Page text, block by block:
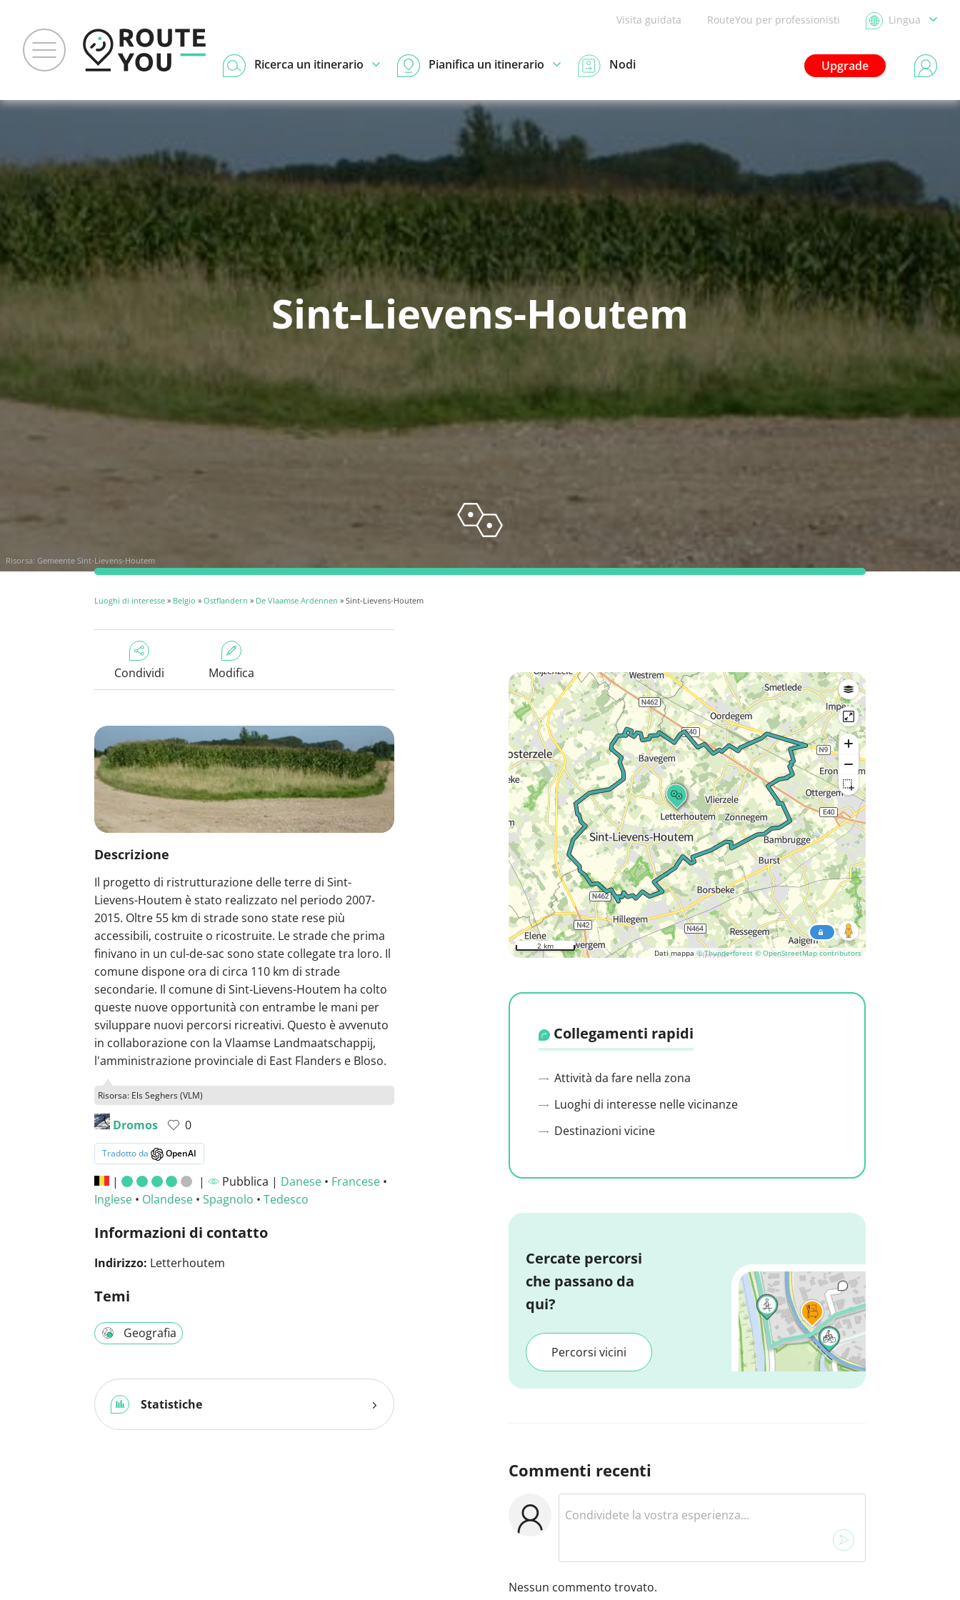
Visita guidata RouteYou per professionisti Lingua
Upgrade
Ricerca un itinerario Pianifica un itinerario Nodi
Sint-Lievens-Houtem
Risorsa: Gemeente Sint-Lievens-Houtem
Luoghi di interesse » Belgio » Ostflandern » De Vlaamse Ardennen » Sint-Lievens-Houtem
Condividi Modifica
Descrizione
Il progetto di ristrutturazione delle terre di Sint-
Lievens-Houtem è stato realizzato nel periodo 2007-
2015. Oltre 55 km di strade sono state rese più
accessibili, costruite o ricostruite. Le strade che prima
finivano in un cul-de-sac sono state collegate tra loro. Il
comune dispone ora di circa 110 km di strade
secondarie. Il comune di Sint-Lievens-Houtem ha colto
queste nuove opportunità con entrambe le mani per
sviluppare nuovi percorsi ricreativi. Questo è avvenuto
in collaborazione con la Vlaamse Landmaatschappij,
l'amministrazione provinciale di East Flanders e Bloso.
Risorsa: Els Seghers (VLM)
Dromos 0
Tradotto da OpenAI
| | Pubblica | Danese• Francese•
Inglese • Olandese • Spagnolo • Tedesco
Informazioni di contatto
Indirizzo: Letterhoutem
Temi
Geografia
Statistiche
Dati mappa © Thunderforest © OpenStreetMap contributors
2 km
Collegamenti rapidi
Attività da fare nella zona
Luoghi di interesse nelle vicinanze
Destinazioni vicine
Cercate percorsi
che passano da
qui?
Percorsi vicini
Commenti recenti
Nessun commento trovato.